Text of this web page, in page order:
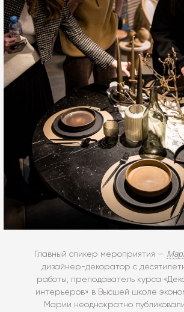
Главный спикер мероприятия —
дизайнер-декоратор с
работы, преподаватель курса
интерьеров» в Высшей школе
Марии неоднократно